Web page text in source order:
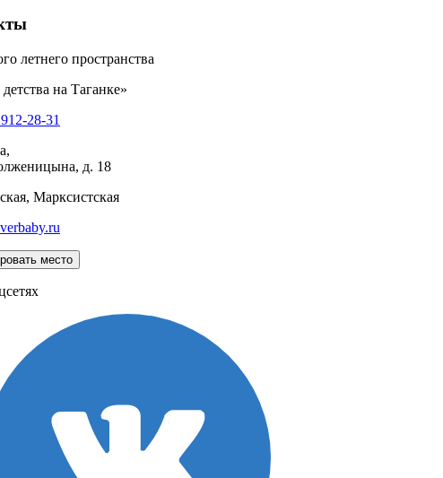
летнего пространства
на Таганке»
28-31
д. 18
Марксистская